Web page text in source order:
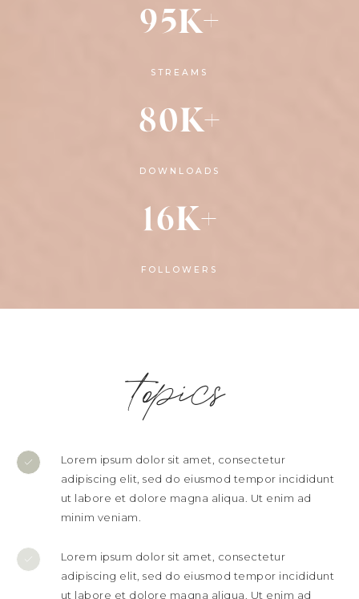
95K+
STREAMS
80K+
DOWNLOADS
16K+
FOLLOWERS
topics
Lorem ipsum dolor sit amet, consectetur
adipiscing elit, sed do eiusmod tempor incididunt
ut labore et dolore magna aliqua. Ut enim ad
minim veniam.
Lorem ipsum dolor sit amet, consectetur
adipiscing elit, sed do eiusmod tempor incididunt
ut labore et dolore magna aliqua. Ut enim ad